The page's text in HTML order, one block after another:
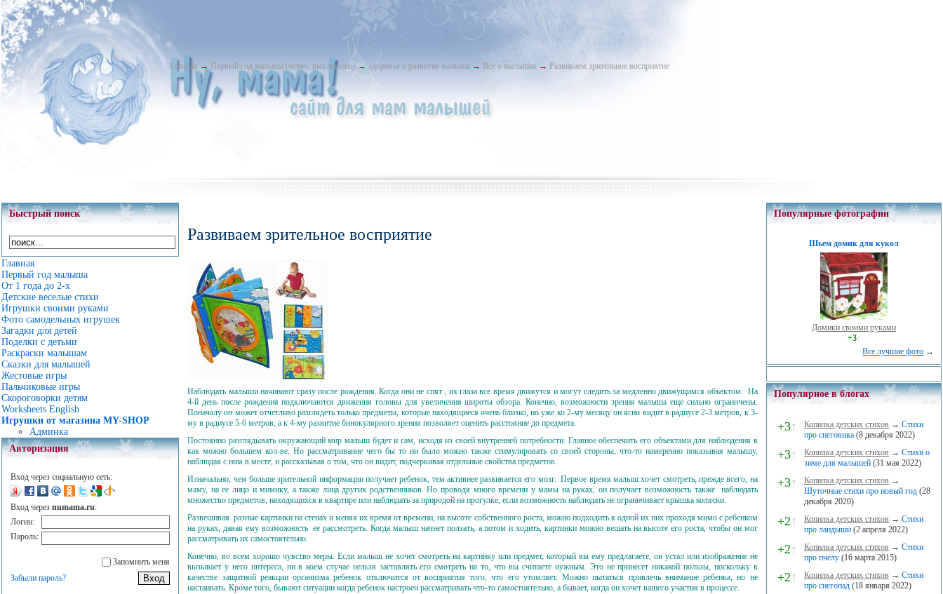
Главная → Первый год малыша (меню, выключено) → здоровье и развитие малыша → Все о малышах → Развиваем зрительное восприятие
Быстрый поиск
Главная
Первый год малыша
От 1 года до 2-х
Детские веселые стихи
Игрушки своими руками
Фото самодельных игрушек
Загадки для детей
Поделки с детьми
Раскраски малышам
Сказки для малышей
Жестовые игры
Пальчиковые игры
Скороговорки детям
Worksheets English
Игрушки от магазина MY-SHOP
Админка
Авторизация
Вход через социальную сеть:
Вход через numama.ru:
Логин:
Пароль:
Запомнить меня
Забыли пароль?
Развиваем зрительное восприятие
Наблюдать малыши начинают сразу после рождения. Когда они не спят , их глаза все время движутся и могут следить за медленно движущимся объектом. На
4-й день после рождения подключаются движения головы для увеличения широты обзора. Конечно, возможности зрения малыша еще сильно ограничены.
Поначалу он может отчетливо разглядеть только предметы, которые находящиеся очень близко, но уже ко 2-му месяцу он ясно видит в радиусе 2-3 метров, к 3-
му в радиусе 5-6 метров, а к 4-му развитие бинокулярного зрения позволяет оценить расстояние до предмета.
Постоянно разглядывать окружающий мир малыш будет и сам, исходя из своей внутренней потребности. Главное обеспечить его объектами для наблюдения в
как можно большем кол-ве. Но рассматривание чего бы то ни было можно также стимулировать со своей стороны, что-то намеренно показывая малышу,
наблюдая с ним в месте, и рассказывая о том, что он видит, подчеркивая отдельные свойства предметов.
Изначально, чем больше зрительной информации получает ребенок, тем активнее развивается его мозг. Первое время малыш хочет смотреть, прежде всего, на
маму, на ее лицо и мимику, а также лица других родственников. Но проводя много времени у мамы на руках, он получает возможность также наблюдать
множество предметов, находящихся в квартире или наблюдать за природой на прогулке, если возможность наблюдать не ограничивает крышка коляски.
Развешивая разные картинки на стенах и меняя их время от времени, на высоте собственного роста, можно подходить к одной их них проходя мимо с ребенком
на руках, давая ему возможность ее рассмотреть. Когда малыш начнет ползать, а потом и ходить, картинки можно вешать на высоте его роста, чтобы он мог
рассматривать их самостоятельно.
Конечно, во всем хорошо чувство меры. Если малыш не хочет смотреть на картинку или предмет, который вы ему предлагаете, он устал или изображение не
вызывает у него интереса, ни в коем случае нельзя заставлять его смотреть на то, что вы считаете нужным. Это не принесет никакой пользы, поскольку в
качестве защитной реакции организма ребенок отключится от восприятия того, что его утомляет. Можно пытаться привлечь внимание ребенка, но не
настаивать. Кроме того, бывают ситуации когда ребенок настроен рассматривать что-то самостоятельно, а бывает, когда он хочет вашего участия в процессе.
Популярные фотографии
Шьем домик для кукол
Домики своими руками
+3↑
Все лучшие фото →
Популярное в блогах
+3↑ Копилка детских стихов → Стихи
про снеговика (8 декабря 2022)
+3↑ Копилка детских стихов → Стихи о
зиме для малышей (31 мая 2022)
+3↑ Копилка детских стихов →
Шуточные стихи про новый год (28
декабря 2020)
+2↑ Копилка детских стихов → Стихи
про ландыши (2 апреля 2022)
+2↑ Копилка детских стихов → Стихи
про пчелу (16 марта 2015)
+2↑ Копилка детских стихов → Стихи
про снегопад (18 января 2022)